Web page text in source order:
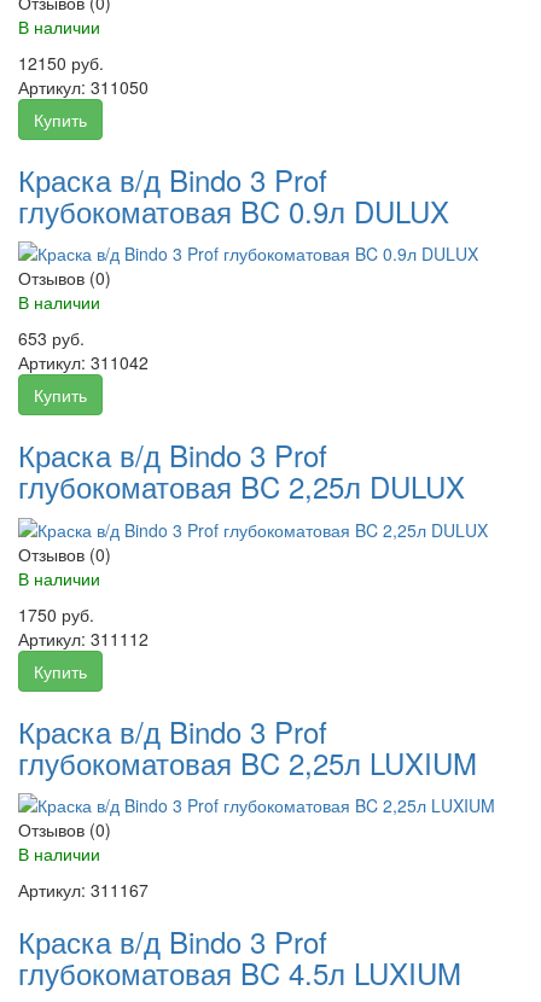
В наличии
12150 руб.
Артикул: 311050
Купить
Краска в/д Bindo 3 Prof
глубокоматовая BC 0.9л DULUX
Отзывов (0)
В наличии
653 руб.
Артикул: 311042
Купить
Краска в/д Bindo 3 Prof
глубокоматовая BC 2,25л DULUX
Отзывов (0)
В наличии
1750 руб.
Артикул: 311112
Купить
Краска в/д Bindo 3 Prof
глубокоматовая BC 2,25л LUXIUM
Отзывов (0)
В наличии
Артикул: 311167
Краска в/д Bindo 3 Prof
глубокоматовая BC 4.5л LUXIUM